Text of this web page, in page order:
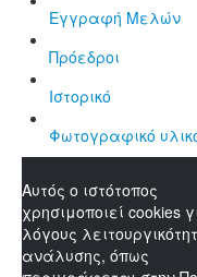
Εγγραφή Μελών
Πρόεδροι
Ιστορικό
Φωτογραφικό
Αυτός ο ιστότοπος
χρησιμοποιεί cookies
λόγους
ανάλυσης, όπως